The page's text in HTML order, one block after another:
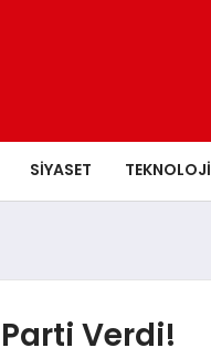
SIYASET TEKNOLOJI
Verdi!